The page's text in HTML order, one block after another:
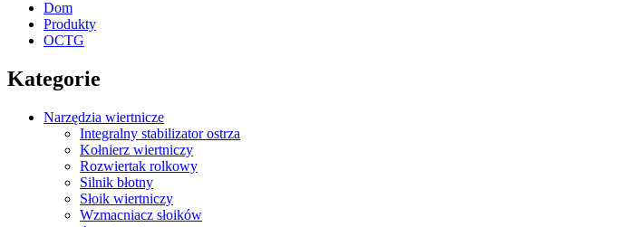
Dom
Produkty
OCTG
Kategorie
Narzędzia wiertnicze
Integralny stabilizator ostrza
Kołnierz wiertniczy
Rozwiertak rolkowy
Silnik błotny
Słoik wiertniczy
Wzmacniacz słoików